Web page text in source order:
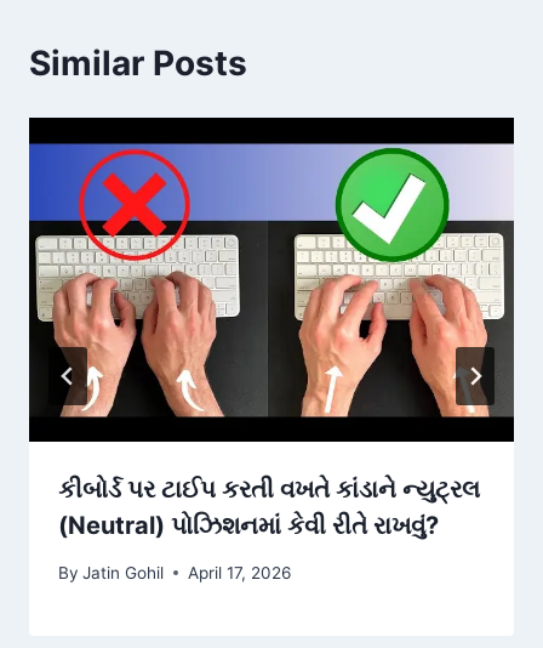
Similar Posts
કીબોર્ડ પર ટાઈપ કરતી વખતે કાંડાને ન્યુટ્રલ
(Neutral) પોઝિશનમાં કેવી રીતે રાખવું?
By Jatin Gohil April 17, 2026